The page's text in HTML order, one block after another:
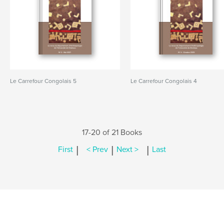
Le Carrefour Congolais 5 Le Carrefour Congolais 4
17-20 of 21 Books
First | < Prev | Next > | Last